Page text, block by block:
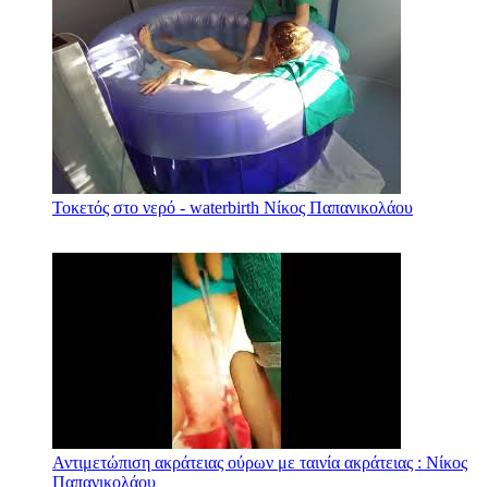
Τοκετός στο νερό - waterbirth Νίκος Παπανικολάου
Αντιμετώπιση ακράτειας ούρων με ταινία ακράτειας : Νίκος
Παπανικολάου